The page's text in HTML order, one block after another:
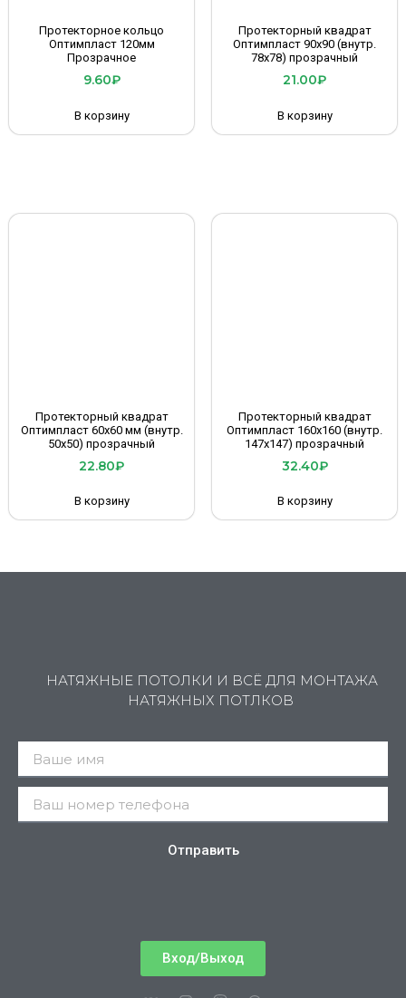
Протекторное кольцо
Оптимпласт 120мм
Прозрачное
9.60₽
В корзину
Протекторный квадрат
Оптимпласт 90х90 (внутр.
78х78) прозрачный
21.00₽
В корзину
Протекторный квадрат
Оптимпласт 60х60 мм (внутр.
50х50) прозрачный
22.80₽
В корзину
Протекторный квадрат
Оптимпласт 160х160 (внутр.
147х147) прозрачный
32.40₽
В корзину
НАТЯЖНЫЕ ПОТОЛКИ И ВСЁ ДЛЯ МОНТАЖА
НАТЯЖНЫХ ПОТЛКОВ
Отправить
Вход/Выход